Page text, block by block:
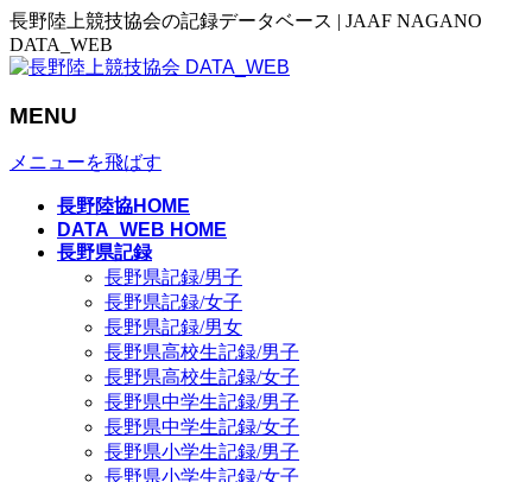
長野陸上競技協会の記録データベース | JAAF NAGANO
DATA_WEB
MENU
メニューを飛ばす
長野陸協HOME
DATA_WEB HOME
長野県記録
長野県記録/男子
長野県記録/女子
長野県記録/男女
長野県高校生記録/男子
長野県高校生記録/女子
長野県中学生記録/男子
長野県中学生記録/女子
長野県小学生記録/男子
長野県小学生記録/女子